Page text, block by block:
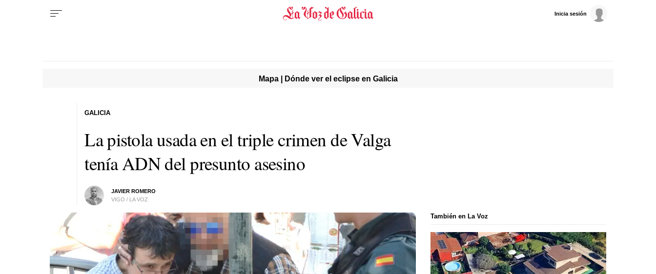
Inicia sesión
Mapa | Dónde ver el eclipse en Galicia
La pistola usada en el triple crimen de Valga
tenía ADN del presunto asesino
JAVIER ROMERO
VIGO / LA VOZ
GALICIA
También en La Voz